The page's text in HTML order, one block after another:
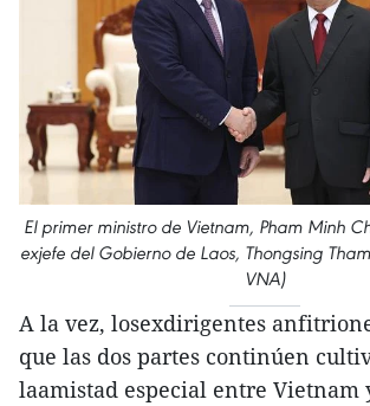
El primer ministro de Vietnam, Pham Minh
exjefe del Gobierno de Laos, Thongsing
VNA)
A la vez, losexdirigentes
que las dos partes continúen
laamistad especial entre Vietnam